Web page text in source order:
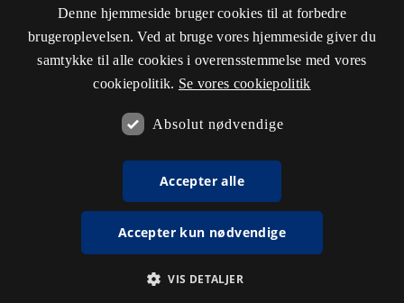
Denne hjemmeside bruger cookies til at forbedre
brugeroplevelsen. Ved at bruge vores hjemmeside giver du
samtykke til alle cookies i overensstemmelse med vores
cookiepolitik. Se vores cookiepolitik
Absolut nødvendige
Accepter alle
Accepter kun nødvendige
VIS DETALJER